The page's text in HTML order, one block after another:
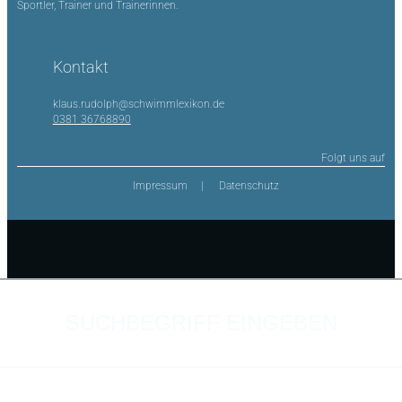
Sportler, Trainer und Trainerinnen.
Kontakt
klaus.rudolph@schwimmlexikon.de
0381 36768890
Folgt uns auf
Impressum Datenschutz